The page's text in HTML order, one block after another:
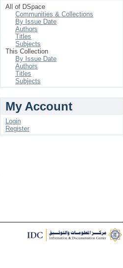
All of DSpace
Communities & Collections
By Issue Date
Authors
Titles
Subjects
This Collection
By Issue Date
Authors
Titles
Subjects
My Account
Login
Register